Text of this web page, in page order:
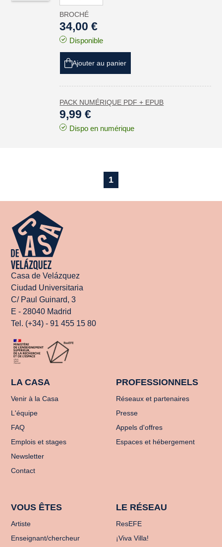
BROCHÉ
34,00 €
Disponible
Ajouter au panier
PACK NUMÉRIQUE PDF + EPUB
9,99 €
Dispo en numérique
1
Casa de Velázquez
Ciudad Universitaria
C/ Paul Guinard, 3
E - 28040 Madrid
Tel. (+34) - 91 455 15 80
LA CASA
Venir à la Casa
L'équipe
FAQ
Emplois et stages
Newsletter
Contact
PROFESSIONNELS
Réseaux et partenaires
Presse
Appels d'offres
Espaces et hébergement
VOUS ÊTES
Artiste
Enseignant/chercheur
LE RÉSEAU
ResEFE
¡Viva Villa!